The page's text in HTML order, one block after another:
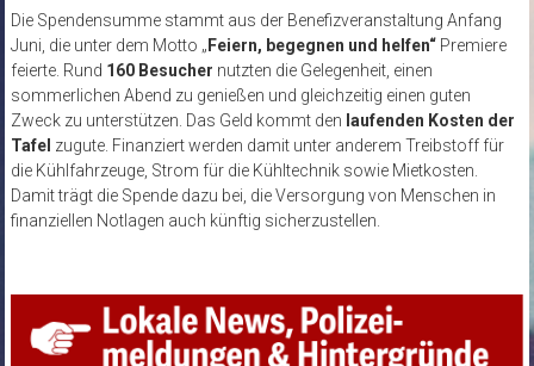
Die Spendensumme stammt aus der Benefizveranstaltung Anfang
Juni, die unter dem Motto „ Feiern, begegnen und helfen“Premiere
feierte. Rund 160 Besucher nutzten die Gelegenheit, einen
sommerlichen Abend zu genießen und gleichzeitig einen guten
Zweck zu unterstützen. Das Geld kommt den laufenden Kosten der
Tafel zugute. Finanziert werden damit unter anderem Treibstoff für
die Kühlfahrzeuge, Strom für die Kühltechnik sowie Mietkosten.
Damit trägt die Spende dazu bei, die Versorgung von Menschen in
finanziellen Notlagen auch künftig sicherzustellen.